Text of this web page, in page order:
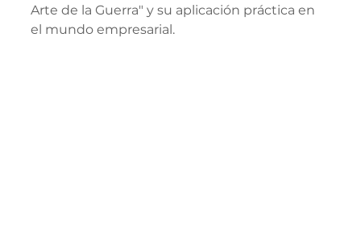
Arte de la Guerra" y su aplicación práctica en
el mundo empresarial.